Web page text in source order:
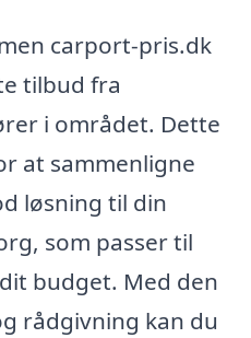
carport-pris.dk
tilbud fra
i området. Dette
at sammenligne
løsning til din
som passer til
budget. Med den
rådgivning kan du